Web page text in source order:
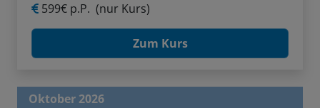
599€ p.P. (nur Kurs)
Zum Kurs
Oktober 2026